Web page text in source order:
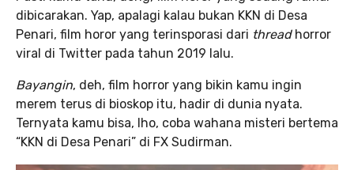
dibicarakan. Yap, apalagi kalau bukan KKN di Desa
Penari, film horor yang terinsporasi dari thread horror
viral di Twitter pada tahun 2019 lalu.
Bayangin, deh, film horror yang bikin kamu ingin
merem terus di bioskop itu, hadir di dunia nyata.
Ternyata kamu bisa, lho, coba wahana misteri bertema
“KKN di Desa Penari” di FX Sudirman.